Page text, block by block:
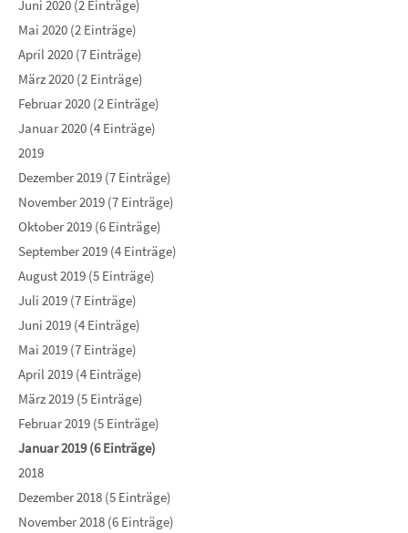
Juni 2020 (2 Einträge)
Mai 2020 (2 Einträge)
April 2020 (7 Einträge)
März 2020 (2 Einträge)
Februar 2020 (2 Einträge)
Januar 2020 (4 Einträge)
2019
Dezember 2019 (7 Einträge)
November 2019 (7 Einträge)
Oktober 2019 (6 Einträge)
September 2019 (4 Einträge)
August 2019 (5 Einträge)
Juli 2019 (7 Einträge)
Juni 2019 (4 Einträge)
Mai 2019 (7 Einträge)
April 2019 (4 Einträge)
März 2019 (5 Einträge)
Februar 2019 (5 Einträge)
Januar 2019 (6 Einträge)
2018
Dezember 2018 (5 Einträge)
November 2018 (6 Einträge)